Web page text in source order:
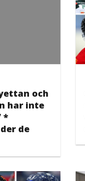
och
har inte
*
de